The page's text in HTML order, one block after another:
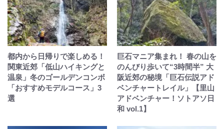
都内から日帰りで楽しめる！
関東近郊「低山ハイキングと
温泉」冬のゴールデンコンボ
「おすすめモデルコース」3
選
巨石マニア集まれ！ 春の山を
のんびり歩いて“3時間半” 大
阪近郊の秘境「巨石伝説アド
ベンチャートレイル」【里山
アドベンチャー！ソトアソ日
和 vol.1】